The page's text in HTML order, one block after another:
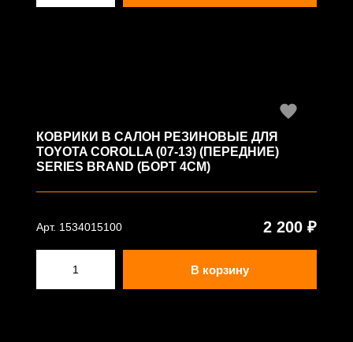
КОВРИКИ В САЛОН РЕЗИНОВЫЕ ДЛЯ
TOYOTA COROLLA (07-13) (ПЕРЕДНИЕ)
SERIES BRAND (БОРТ 4СМ)
Арт. 1534015100 2 200 ₽
В корзину